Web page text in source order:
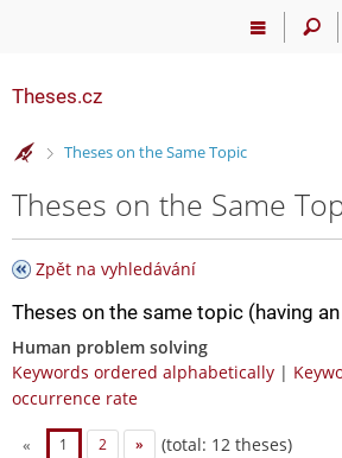
Theses.cz
>
Theses on the Same Topic
Theses on the Same
Zpět na vyhledávání
Theses on the same topic (having
Human problem solving
Keywords ordered alphabetically |
occurrence rate
« 1 2 » (total: 12 theses)